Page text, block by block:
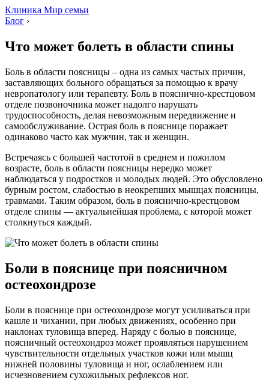
Клиника Мир семьи
Блог ›
Что может болеть в области спины
Боль в области поясницы – одна из самых частых причин,
заставляющих больного обращаться за помощью к врачу
невропатологу или терапевту. Боль в пояснично-крестцовом
отделе позвоночника может надолго нарушать
трудоспособность, делая невозможным передвижение и
самообслуживание. Острая боль в пояснице поражает
одинаково часто как мужчин, так и женщин.
Встречаясь с большей частотой в среднем и пожилом
возрасте, боль в области поясницы нередко может
наблюдаться у подростков и молодых людей. Это обусловлено
бурным ростом, слабостью в неокрепших мышцах поясницы,
травмами. Таким образом, боль в пояснично-крестцовом
отделе спины — актуальнейшая проблема, с которой может
столкнуться каждый.
Боли в пояснице при поясничном
остеохондрозе
Боли в пояснице при остеохондрозе могут усиливаться при
кашле и чихании, при любых движениях, особенно при
наклонах туловища вперед. Наряду с болью в пояснице,
поясничный остеохондроз может проявляться нарушением
чувствительности отдельных участков кожи или мышц
нижней половины туловища и ног, ослаблением или
исчезновением сухожильных рефлексов ног.